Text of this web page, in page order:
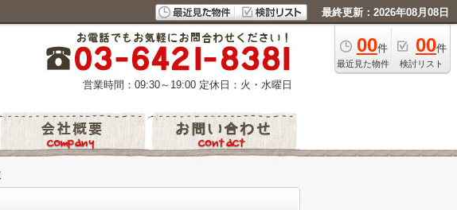
最終更新：2026年08月08日
00件
最近見た物件
00件
検討リスト
営業時間：09:30～19:00 定休日：火・水曜日